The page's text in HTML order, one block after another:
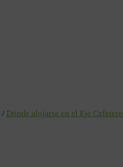
/ Dónde alojarse en el Eje Cafetero